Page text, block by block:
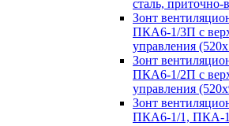
сталь,
Зонт
ПКА6-1/3П с
управления
Зонт
ПКА6-1/2П с
управления
Зонт
ПКА6-1/1, ПКА-